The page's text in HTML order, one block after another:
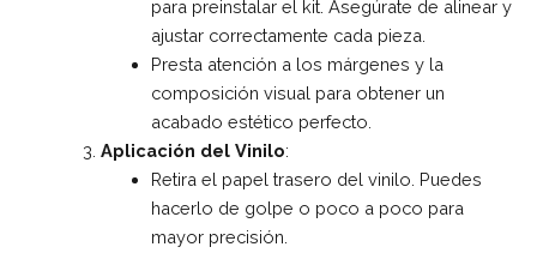
para preinstalar el kit. Asegúrate de alinear y
ajustar correctamente cada pieza.
Presta atención a los márgenes y la
composición visual para obtener un
acabado estético perfecto.
Aplicación del Vinilo:
Retira el papel trasero del vinilo. Puedes
hacerlo de golpe o poco a poco para
mayor precisión.